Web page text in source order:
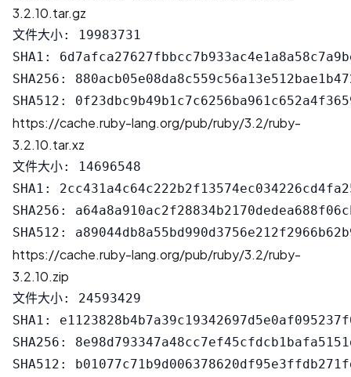
3.2.10.tar.gz
文件大小: 19983731
SHA1:
SHA256:
https://cache.ruby-lang.org/pub/ruby/3.2/ruby-
3.2.10.tar.xz
文件大小: 14696548
SHA1:
SHA256:
https://cache.ruby-lang.org/pub/ruby/3.2/ruby-
3.2.10.zip
文件大小: 24593429
SHA1:
SHA256: